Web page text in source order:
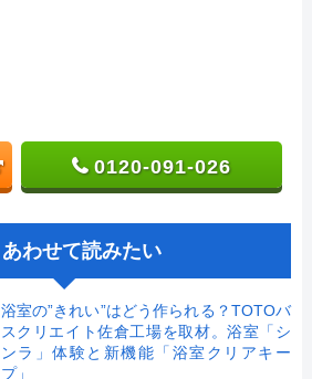
0120-091-026
あわせて読みたい
浴室の”きれい”はどう作られる？TOTOバ
スクリエイト佐倉工場を取材。浴室「シ
ンラ」体験と新機能「浴室クリアキー
プ」